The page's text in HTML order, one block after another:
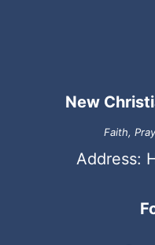
New
Faith,
Address: